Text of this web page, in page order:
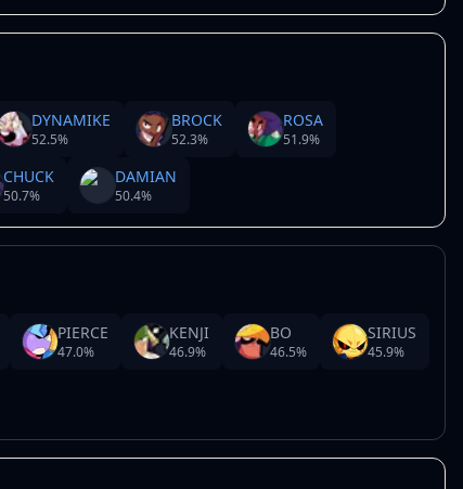
DYNAMIKE
52.5%
BROCK
52.3%
ROSA
51.9%
CHUCK
50.7%
DAMIAN
50.4%
PIERCE
47.0%
KENJI
46.9%
BO
46.5%
SIRIUS
45.9%